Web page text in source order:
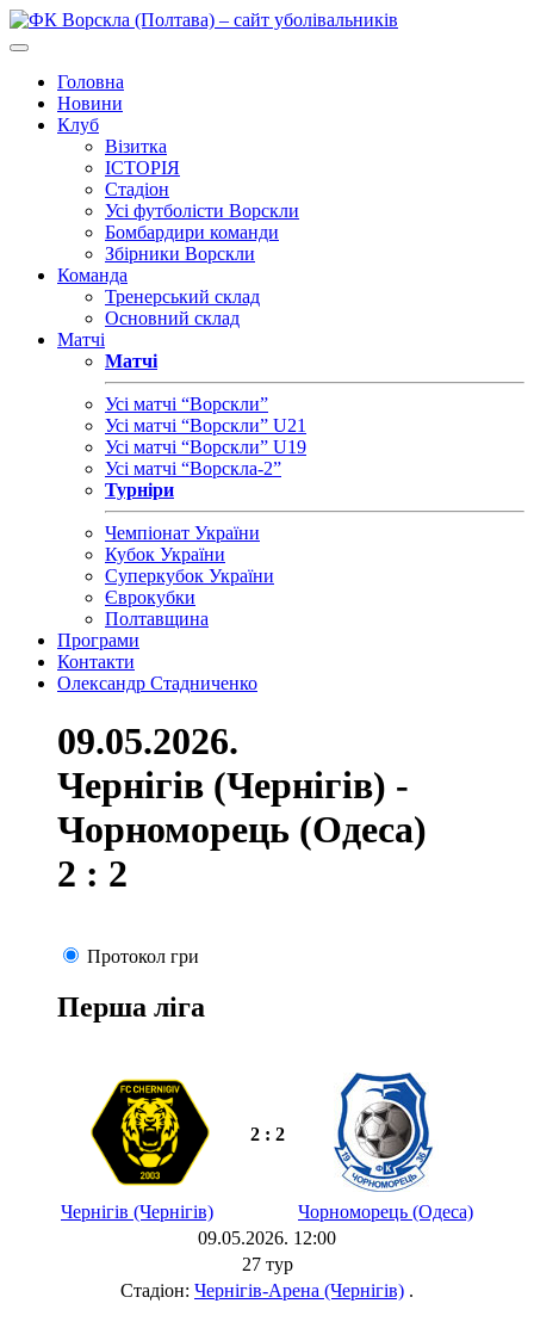
Головна
Новини
Клуб
Візитка
ІСТОРІЯ
Стадіон
Усі футболісти Ворскли
Бомбардири команди
Збірники Ворскли
Команда
Тренерський склад
Основний склад
Матчі
Матчі
Усі матчі “Ворскли”
Усі матчі “Ворскли” U21
Усі матчі “Ворскли” U19
Усі матчі “Ворскла-2”
Турніри
Чемпіонат України
Кубок України
Суперкубок України
Єврокубки
Полтавщина
Програми
Контакти
Олександр Стадниченко
09.05.2026.
Чернігів (Чернігів) -
Чорноморець (Одеса)
2 : 2
Протокол гри
Перша ліга
2 : 2
Чернігів (Чернігів)
Чорноморець (Одеса)
09.05.2026. 12:00
27 тур
Стадіон: Чернігів-Арена (Чернігів) .